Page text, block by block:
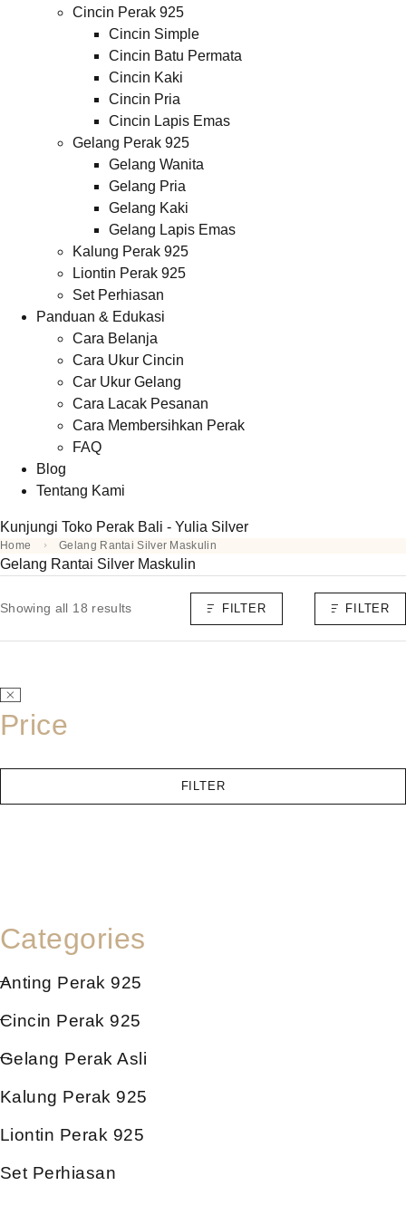
Cincin Perak 925
Cincin Simple
Cincin Batu Permata
Cincin Kaki
Cincin Pria
Cincin Lapis Emas
Gelang Perak 925
Gelang Wanita
Gelang Pria
Gelang Kaki
Gelang Lapis Emas
Kalung Perak 925
Liontin Perak 925
Set Perhiasan
Panduan & Edukasi
Cara Belanja
Cara Ukur Cincin
Car Ukur Gelang
Cara Lacak Pesanan
Cara Membersihkan Perak
FAQ
Blog
Tentang Kami
Kunjungi Toko Perak Bali - Yulia Silver
Home Gelang Rantai Silver Maskulin
Gelang Rantai Silver Maskulin
Showing all 18 results FILTER FILTER
Price
FILTER
Categories
Anting Perak 925
Cincin Perak 925
Gelang Perak Asli
Kalung Perak 925
Liontin Perak 925
Set Perhiasan